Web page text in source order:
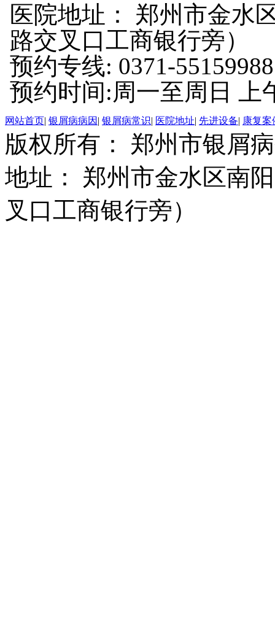
医院地址： 郑州市金水
路交叉口工商银行旁）
预约专线: 0371-55159988
预约时间:周一至周日 上
网站首页| 银屑病病因 | 银屑病常识| 医院地址| 先进设备| 康复案
版权所有： 郑州市银屑
地址： 郑州市金水区南
叉口工商银行旁）